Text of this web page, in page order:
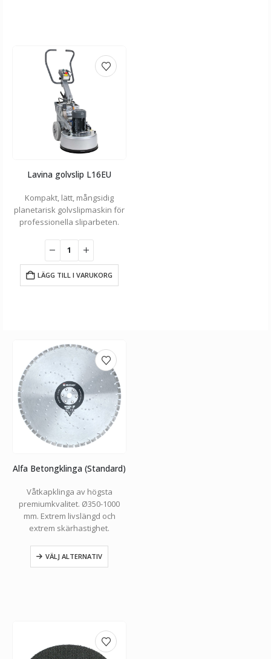
Lavina golvslip L16EU
Kompakt, lätt, mångsidig
planetarisk golvslipmaskin för
professionella sliparbeten.
LÄGG TILL I VARUKORG
Alfa Betongklinga (Standard)
Våtkapklinga av högsta
premiumkvalitet. Ø350-1000
mm. Extrem livslängd och
extrem skärhastighet.
VÄLJ ALTERNATIV